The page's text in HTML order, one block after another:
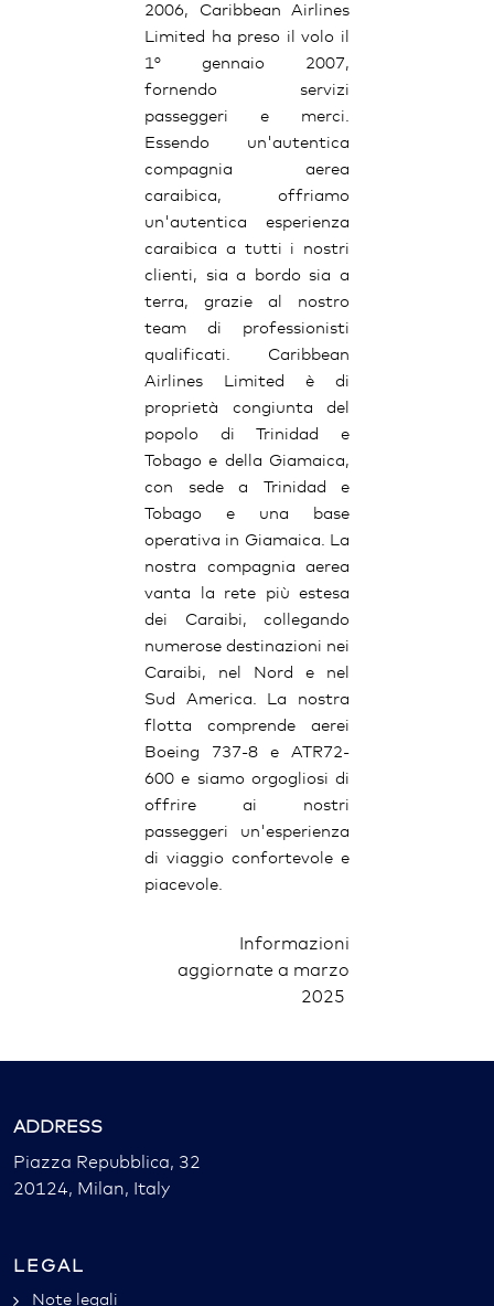
2006, Caribbean Airlines
Limited ha preso il volo il
1° gennaio 2007,
fornendo servizi
passeggeri e merci.
Essendo un'autentica
compagnia aerea
caraibica, offriamo
un'autentica esperienza
caraibica a tutti i nostri
clienti, sia a bordo sia a
terra, grazie al nostro
team di professionisti
qualificati. Caribbean
Airlines Limited è di
proprietà congiunta del
popolo di Trinidad e
Tobago e della Giamaica,
con sede a Trinidad e
Tobago e una base
operativa in Giamaica. La
nostra compagnia aerea
vanta la rete più estesa
dei Caraibi, collegando
numerose destinazioni nei
Caraibi, nel Nord e nel
Sud America. La nostra
flotta comprende aerei
Boeing 737-8 e ATR72-
600 e siamo orgogliosi di
offrire ai nostri
passeggeri un'esperienza
di viaggio confortevole e
piacevole.
Informazioni
aggiornate a marzo
2025
ADDRESS
Piazza Repubblica, 32
20124, Milan, Italy
LEGAL
Note legali